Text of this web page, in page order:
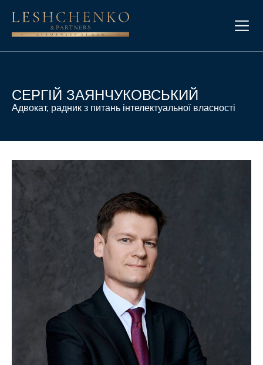
СЕРГІЙ ЗАЯНЧУКОВСЬКИЙ
Адвокат, радник з питань інтелектуальної власності